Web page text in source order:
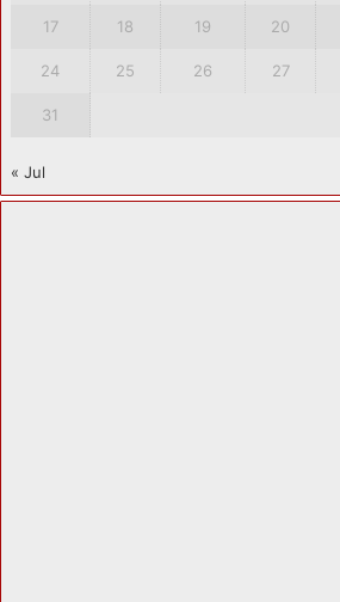
17 18 19 20
24 25 26 27
31
« Jul